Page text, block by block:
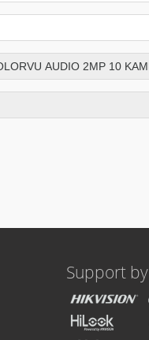
Support by